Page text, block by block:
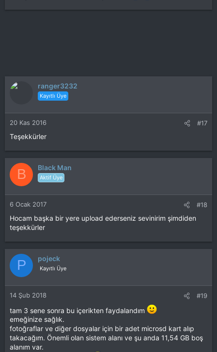
ranger3232
Kayıtlı Üye
20 Kas 2016 #17
Teşekkürler
B Black Man
Aktif Üye
6 Ocak 2017 #18
Hocam başka bir yere upload ederseniz sevinirim şimdiden
teşekkürler
P pojeck
Kayıtlı Üye
14 Şub 2018 #19
tam 3 sene sonra bu içerikten faydalandım
emeğinize sağlık.
fotoğraflar ve diğer dosyalar için bir adet microsd kart alıp
takacağım. Önemli olan sistem alanı ve şu anda 11,54 GB boş
alanım var.